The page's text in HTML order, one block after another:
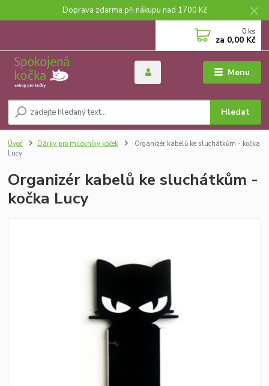
Doprava zdarma při nákupu nad 1700 Kč
Menu
Hledat
0 ks
za 0,00 Kč
Úvod Dárky pro milovníky koček
Organizér kabelů ke sluchátkům - kočka
Lucy
Organizér kabelů ke sluchátkům -
kočka Lucy